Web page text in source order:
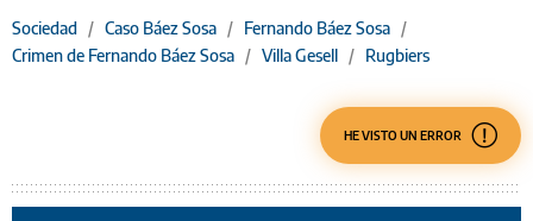
Sociedad / Caso Báez Sosa / Fernando Báez Sosa /
Crimen de Fernando Báez Sosa / Villa Gesell / Rugbiers
HE VISTO UN ERROR